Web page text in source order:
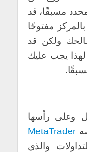
مسبقًا، قد
مفتوحًا
ولكن قد
يجب عليك
وعلى رأسها
MetaTrader
والذى